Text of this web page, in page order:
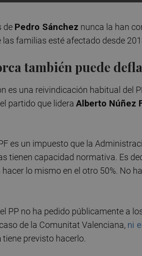
de Pedro Sánchez nunca la han
familias esté afectado desde
también puede
es una reivindicación habitual del
partido que lidera Alberto Núñez
es un impuesto que la
tienen capacidad normativa. Es
hacer lo mismo en el otro 50%. No
PP no ha pedido públicamente a
de la Comunitat Valenciana, ni
tiene previsto hacerlo.